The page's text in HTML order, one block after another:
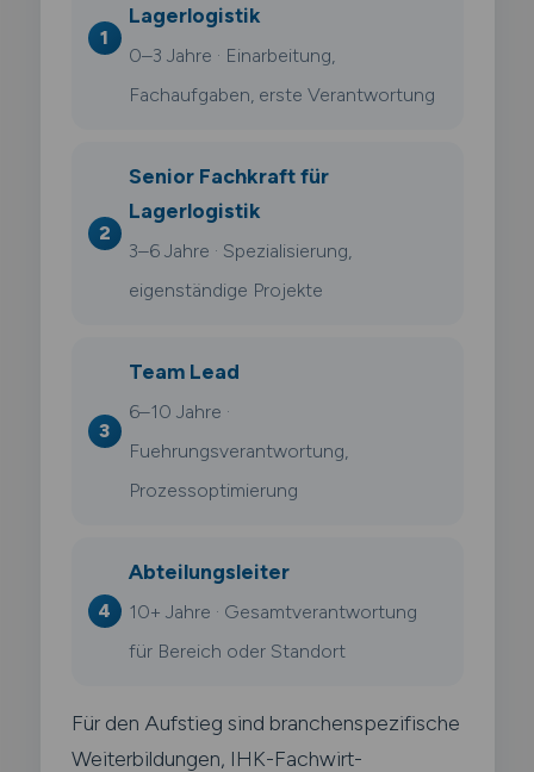
Lagerlogistik
0–3 Jahre · Einarbeitung,
Fachaufgaben, erste Verantwortung
Senior Fachkraft für
Lagerlogistik
3–6 Jahre · Spezialisierung,
eigenständige Projekte
Team Lead
6–10 Jahre ·
Fuehrungsverantwortung,
Prozessoptimierung
Abteilungsleiter
10+ Jahre · Gesamtverantwortung
für Bereich oder Standort
Für den Aufstieg sind branchenspezifische
Weiterbildungen, IHK-Fachwirt-